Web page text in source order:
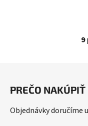
9
PREČO
Objednávky doručíme